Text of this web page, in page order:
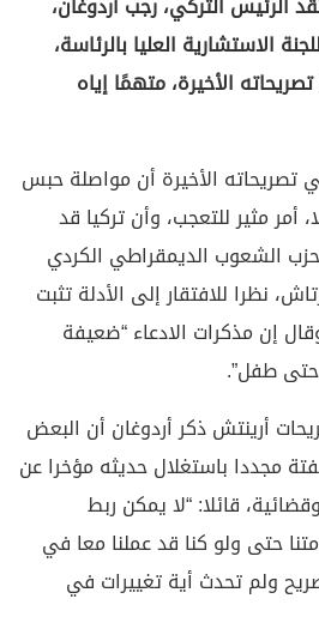
الاستشارية العليا بالرئاسة،
الأخيرة، متهمًا إياه
تصريحاته الأخيرة أن مواصلة حبس
أمر مثير للتعجب، وأن تركيا قد
الشعوب الديمقراطي الكردي
نظرا للافتقار إلى الأدلة تثبت
إن مذكرات الادعاء “ضعيفة
حتى طفل”.
أرينتش ذكر أردوغان أن البعض
مجددا باستغلال حديثه مؤخرا عن
قائلا: “لا يمكن ربط
حتى ولو كنا قد عملنا معا في
ولم تحدث أية تغييرات في